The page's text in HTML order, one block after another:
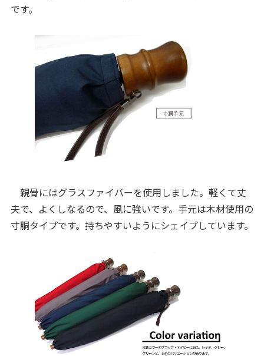
です。
親骨にはグラスファイバーを使用しました。軽くて丈
夫で、よくしなるので、風に強いです。手元は木材使用の
寸胴タイプです。持ちやすいようにシェイプしています。